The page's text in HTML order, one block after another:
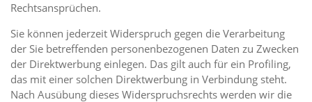
Rechtsansprüchen.
Sie können jederzeit Widerspruch gegen die Verarbeitung
der Sie betreffenden personenbezogenen Daten zu Zwecken
der Direktwerbung einlegen. Das gilt auch für ein Profiling,
das mit einer solchen Direktwerbung in Verbindung steht.
Nach Ausübung dieses Widerspruchsrechts werden wir die